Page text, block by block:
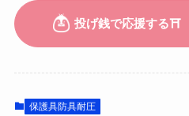
保護具防具耐圧